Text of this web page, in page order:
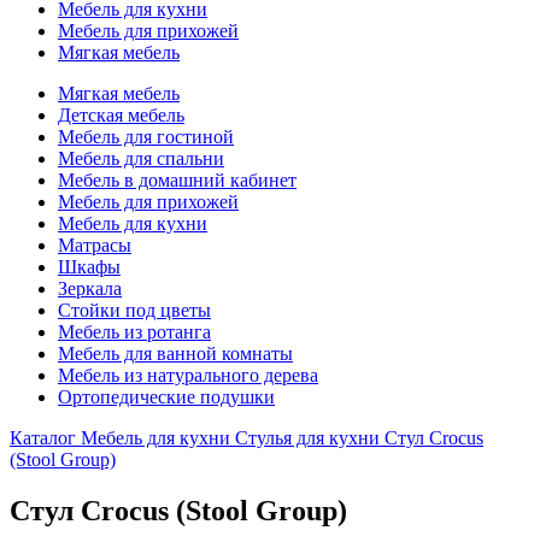
Мебель для кухни
Мебель для прихожей
Мягкая мебель
Мягкая мебель
Детская мебель
Мебель для гостиной
Мебель для спальни
Мебель в домашний кабинет
Мебель для прихожей
Мебель для кухни
Матрасы
Шкафы
Зеркала
Стойки под цветы
Мебель из ротанга
Мебель для ванной комнаты
Мебель из натурального дерева
Ортопедические подушки
Каталог Мебель для кухни Стулья для кухни Стул Crocus
(Stool Group)
Стул Crocus (Stool Group)